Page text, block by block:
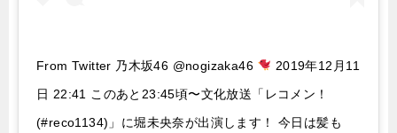
From Twitter 乃木坂46 @nogizaka46
2019年12月11
日 22:41 このあと23:45頃〜文化放送「レコメン！
(#reco1134)」に堀未央奈が出演します！ 今日は髪も